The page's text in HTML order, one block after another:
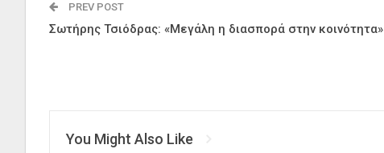
PREV POST
Σωτήρης Τσιόδρας: «Μεγάλη η διασπορά στην κοινότητα»
You Might Also Like